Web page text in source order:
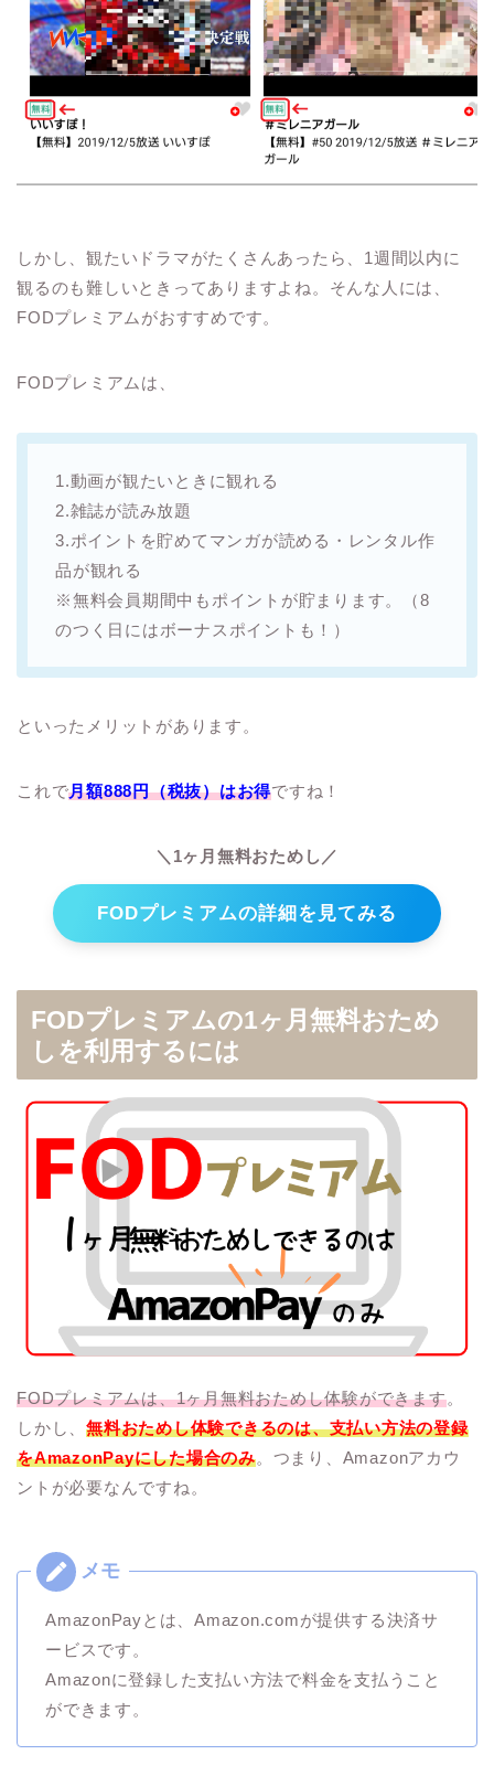
しかし、観たいドラマがたくさんあったら、1週間以内に
観るのも難しいときってありますよね。そんな人には、
FODプレミアムがおすすめです。
FODプレミアムは、
1.動画が観たいときに観れる
2.雑誌が読み放題
3.ポイントを貯めてマンガが読める・レンタル作
品が観れる
※無料会員期間中もポイントが貯まります。（8
のつく日にはボーナスポイントも！）
といったメリットがあります。
これで月額888円（税抜）はお得ですね！
＼1ヶ月無料おためし／
FODプレミアムの詳細を見てみる
FODプレミアムの1ヶ月無料おため
しを利用するには
FODプレミアムは、1ヶ月無料おためし体験ができます。
しかし、無料おためし体験できるのは、支払い方法の登録
をAmazonPayにした場合のみ。つまり、Amazonアカウ
ントが必要なんですね。
AmazonPayとは、Amazon.comが提供する決済サ
ービスです。
Amazonに登録した支払い方法で料金を支払うこと
ができます。